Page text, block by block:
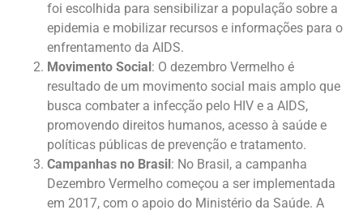
foi escolhida para sensibilizar a população sobre a
epidemia e mobilizar recursos e informações para o
enfrentamento da AIDS.
Movimento Social: O dezembro Vermelho é
resultado de um movimento social mais amplo que
busca combater a infecção pelo HIV e a AIDS,
promovendo direitos humanos, acesso à saúde e
políticas públicas de prevenção e tratamento.
Campanhas no Brasil: No Brasil, a campanha
Dezembro Vermelho começou a ser implementada
em 2017, com o apoio do Ministério da Saúde. A